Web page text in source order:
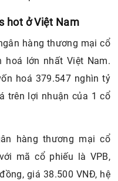
hot ở Việt Nam
hàng thương mại cổ
hoá lớn nhất Việt Nam.
hoá 379.547 nghìn tỷ
trên lợi nhuận của 1 cổ
hàng thương mại cổ
mã cổ phiếu là VPB,
giá 38.500 VNĐ, hệ